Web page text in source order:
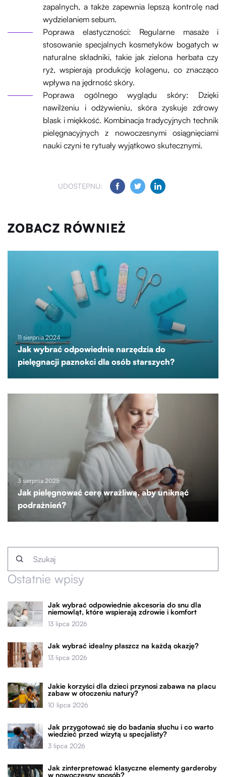
zapalnych, a także zapewnia lepszą kontrolę nad
wydzielaniem sebum.
Poprawa elastyczności: Regularne masaże i
stosowanie specjalnych kosmetyków bogatych w
naturalne składniki, takie jak zielona herbata czy
ryż, wspierają produkcję kolagenu, co znacząco
wpływa na jędrność skóry.
Poprawa ogólnego wyglądu skóry: Dzięki
nawilżeniu i odżywieniu, skóra zyskuje zdrowy
blask i miękkość. Kombinacja tradycyjnych technik
pielęgnacyjnych z nowoczesnymi osiągnięciami
nauki czyni te rytuały wyjątkowo skutecznymi.
UDOSTĘPNIJ:
ZOBACZ RÓWNIEŻ
11 sierpnia 2024
Jak wybrać odpowiednie narzędzia do
pielęgnacji paznokci dla osób starszych?
3 sierpnia 2025
Jak pielęgnować cerę wrażliwą, aby uniknąć
podrażnień?
Ostatnie wpisy
Jak wybrać odpowiednie akcesoria do snu dla
niemowląt, które wspierają zdrowie i komfort
13 lipca 2026
Jak wybrać idealny płaszcz na każdą okazję?
13 lipca 2026
Jakie korzyści dla dzieci przynosi zabawa na placu
zabaw w otoczeniu natury?
10 lipca 2026
Jak przygotować się do badania słuchu i co warto
wiedzieć przed wizytą u specjalisty?
3 lipca 2026
Jak zinterpretować klasyczne elementy garderoby
w nowoczesny sposób?